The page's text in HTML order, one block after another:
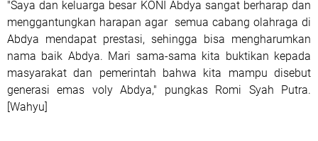
"Saya dan keluarga besar KONI Abdya sangat berharap dan
menggantungkan harapan agar semua cabang olahraga di
Abdya mendapat prestasi, sehingga bisa mengharumkan
nama baik Abdya. Mari sama-sama kita buktikan kepada
masyarakat dan pemerintah bahwa kita mampu disebut
generasi emas voly Abdya," pungkas Romi Syah Putra.
[Wahyu]